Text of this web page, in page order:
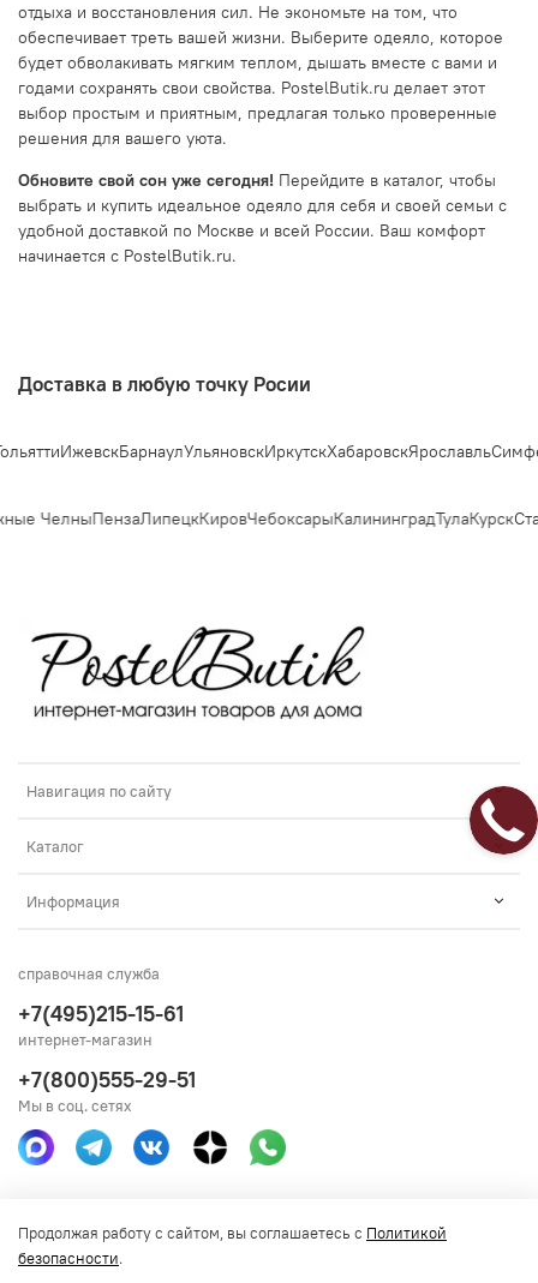
отдыха и восстановления сил. Не экономьте на том, что
обеспечивает треть вашей жизни. Выберите одеяло, которое
будет обволакивать мягким теплом, дышать вместе с вами и
годами сохранять свои свойства. PostelButik.ru делает этот
выбор простым и приятным, предлагая только проверенные
решения для вашего уюта.
Обновите свой сон уже сегодня! Перейдите в каталог, чтобы
выбрать и купить идеальное одеяло для себя и своей семьи с
удобной доставкой по Москве и всей России. Ваш комфорт
начинается с PostelButik.ru.
Доставка в любую точку Росии
ИжевскБарнаулУльяновскИркутскХабаровскЯрославль
ЧелныПензаЛипецкКировЧебоксарыКалининградТулаКурск
Навигация по сайту
Каталог
Информация
Получить консультацию
справочная служба
+7(495)215-15-61
интернет-магазин
+7(800)555-29-51
Мы в соц. сетях
Продолжая работу с сайтом, вы соглашаетесь с Политикой
безопасности.